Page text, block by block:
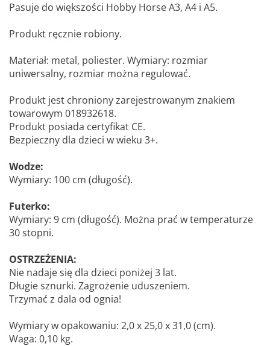
Pasuje do większości Hobby Horse A3, A4 i A5.
Produkt ręcznie robiony.
Materiał: metal, poliester. Wymiary: rozmiar
uniwersalny, rozmiar można regulować.
Produkt jest chroniony zarejestrowanym znakiem
towarowym 018932618.
Produkt posiada certyfikat CE.
Bezpieczny dla dzieci w wieku 3+.
Wodze:
Wymiary: 100 cm (długość).
Futerko:
Wymiary: 9 cm (długość). Można prać w temperaturze
30 stopni.
OSTRZEŻENIA:
Nie nadaje się dla dzieci poniżej 3 lat.
Długie sznurki. Zagrożenie uduszeniem.
Trzymać z dala od ognia!
Wymiary w opakowaniu: 2,0 x 25,0 x 31,0 (cm).
Waga: 0,10 kg.